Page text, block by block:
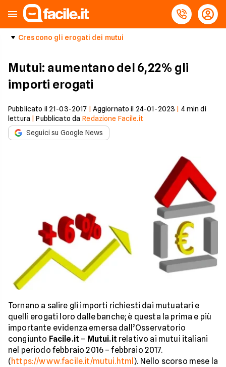
Crescono gli erogati dei mutui
Mutui: aumentano del 6,22% gli
importi erogati
Pubblicato il 21-03-2017 Aggiornato il 24-01-2023 4min di
lettura |Pubblicato da Redazione Facile.it
Seguici su Google News
Tornano a salire gli importi richiesti dai mutuatari e
quelli erogati loro dalle banche; è questa la prima e più
importante evidenza emersa dall’Osservatorio
congiunto Facile.it – Mutui.it relativo ai mutui italiani
nel periodo febbraio 2016 – febbraio 2017.
(https://www.facile.it/mutui.html ). Nello scorso mese la